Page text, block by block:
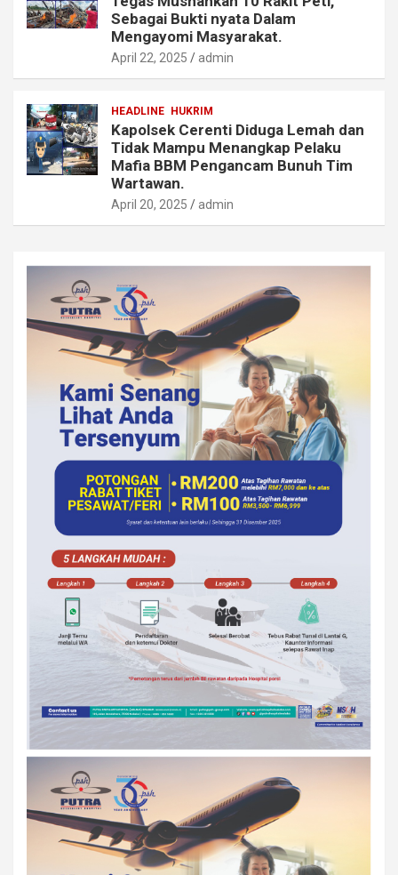
Sebagai Bukti nyata Dalam
Mengayomi Masyarakat.
April 22, 2025 admin
HEADLINE HUKRIM
Kapolsek Cerenti Diduga Lemah dan
Tidak Mampu Menangkap Pelaku
Mafia BBM Pengancam Bunuh Tim
Wartawan.
April 20, 2025 admin